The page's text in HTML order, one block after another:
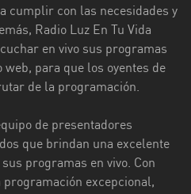
cumplir con las necesidades y
Radio Luz En Tu Vida
en vivo sus programas
para que los oyentes de
de la programación.
de presentadores
que brindan una excelente
programas en vivo. Con
excepcional,